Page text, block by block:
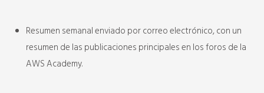
Resumen semanal enviado por correo electrónico, con un
resumen de las publicaciones principales en los foros de la
AWS Academy.